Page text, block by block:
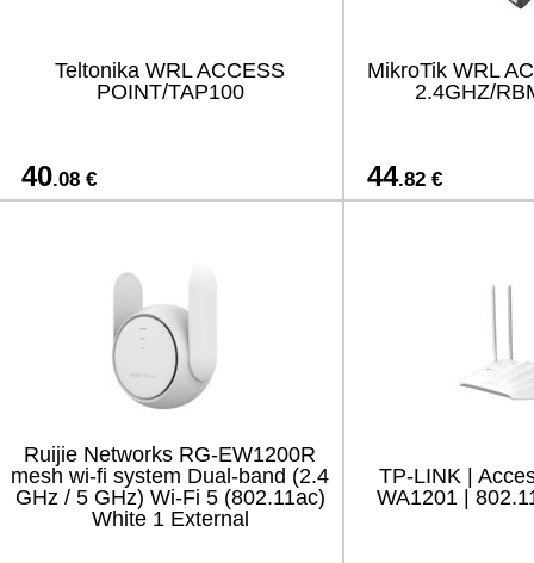
Teltonika WRL ACCESS
POINT/TAP100
40.08 €
MikroTik WRL
2.4GHZ/
44.82 €
Ruijie Networks RG-EW1200R
mesh wi-fi system Dual-band (2.4
GHz / 5 GHz) Wi-Fi 5 (802.11ac)
White 1 External
TP-LINK |
WA1201 |